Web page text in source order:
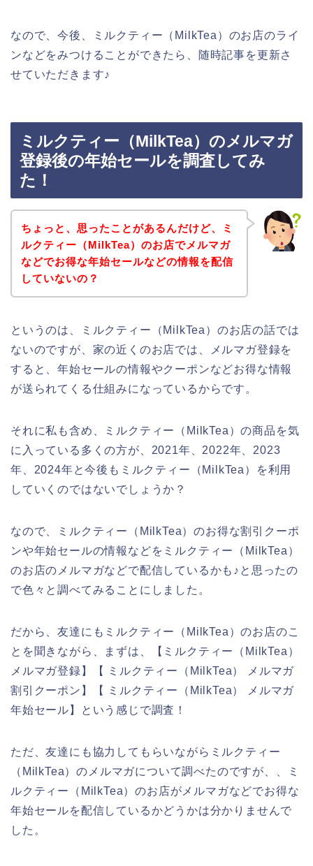
なので、今後、ミルクティー（MilkTea）のお店のライ
ンなどをみつけることができたら、随時記事を更新さ
せていただきます♪
ミルクティー（MilkTea）のメルマガ
登録後の年始セールを調査してみ
た！
ちょっと、思ったことがあるんだけど、ミ
ルクティー（MilkTea）のお店でメルマガ
などでお得な年始セールなどの情報を配信
していないの？
というのは、ミルクティー（MilkTea）のお店の話では
ないのですが、家の近くのお店では、メルマガ登録を
すると、年始セールの情報やクーポンなどお得な情報
が送られてくる仕組みになっているからです。
それに私も含め、ミルクティー（MilkTea）の商品を気
に入っている多くの方が、2021年、2022年、2023
年、2024年と今後もミルクティー（MilkTea）を利用
していくのではないでしょうか？
なので、ミルクティー（MilkTea）のお得な割引クーポ
ンや年始セールの情報などをミルクティー（MilkTea）
のお店のメルマガなどで配信しているかも♪と思ったの
で色々と調べてみることにしました。
だから、友達にもミルクティー（MilkTea）のお店のこ
とを聞きながら、まずは、【ミルクティー（MilkTea）
メルマガ登録】【 ミルクティー（MilkTea） メルマガ
割引クーポン】【 ミルクティー（MilkTea） メルマガ
年始セール】という感じで調査！
ただ、友達にも協力してもらいながらミルクティー
（MilkTea）のメルマガについて調べたのですが、、ミ
ルクティー（MilkTea）のお店がメルマガなどでお得な
年始セールを配信しているかどうかは分かりませんで
した。